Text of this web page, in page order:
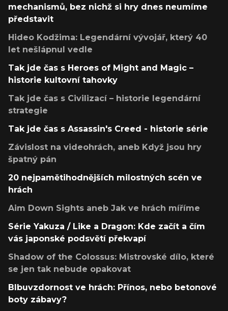
mechanismů, bez nichž si hry dnes neumíme
představit
Hideo Kodžima: Legendární vývojář, který 40
let nešlápnul vedle
Tak jde čas s Heroes of Might and Magic –
historie kultovní tahovky
Tak jde čas s Civilizací – historie legendární
strategie
Tak jde čas s Assassin's Creed - historie série
Závislost na videohrách, aneb Když jsou hry
špatný pán
20 nejpamětihodnějších milostných scén ve
hrách
Aim Down Sights aneb Jak ve hrách míříme
Série Yakuza / Like a Dragon: Kde začít a čím
vás japonské podsvětí překvapí
Shadow of the Colossus: Mistrovské dílo, které
se jen tak nebude opakovat
Blbuvzdornost ve hrách: Přínos, nebo betonové
boty zábavy?